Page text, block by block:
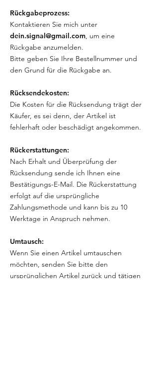
Rückgabeprozess:
Kontaktieren Sie mich unter
dein.signal@gmail.com, um eine
Rückgabe anzumelden.
Bitte geben Sie Ihre Bestellnummer und
den Grund für die Rückgabe an.
Rücksendekosten:
Die Kosten für die Rücksendung trägt der
Käufer, es sei denn, der Artikel ist
fehlerhaft oder beschädigt angekommen.
Rückerstattungen:
Nach Erhalt und Überprüfung der
Rücksendung sende ich Ihnen eine
Bestätigungs-E-Mail. Die Rückerstattung
erfolgt auf die ursprüngliche
Zahlungsmethode und kann bis zu 10
Werktage in Anspruch nehmen.
Umtausch:
Wenn Sie einen Artikel umtauschen
möchten, senden Sie bitte den
ursprünglichen Artikel zurück und tätigen